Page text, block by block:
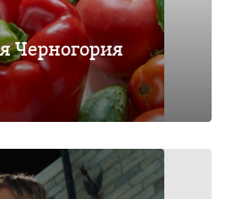
Черногория